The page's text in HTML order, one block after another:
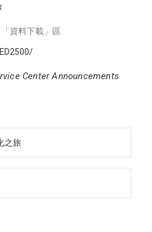
資料下載」區
Center Announcements
之旅